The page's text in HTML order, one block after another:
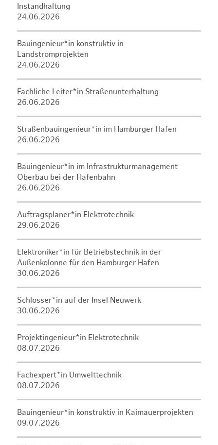
Instandhaltung
24.06.2026
Bauingenieur*in konstruktiv in
Landstromprojekten
24.06.2026
Fachliche Leiter*in Straßenunterhaltung
26.06.2026
Straßenbauingenieur*in im Hamburger Hafen
26.06.2026
Bauingenieur*in im Infrastrukturmanagement
Oberbau bei der Hafenbahn
26.06.2026
Auftragsplaner*in Elektrotechnik
29.06.2026
Elektroniker*in für Betriebstechnik in der
Außenkolonne für den Hamburger Hafen
30.06.2026
Schlosser*in auf der Insel Neuwerk
30.06.2026
Projektingenieur*in Elektrotechnik
08.07.2026
Fachexpert*in Umwelttechnik
08.07.2026
Bauingenieur*in konstruktiv in Kaimauerprojekten
09.07.2026